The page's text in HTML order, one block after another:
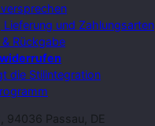
Lieferung und Zahlungsarten
Rückgabe
die Stilintegration
94036 Passau, DE